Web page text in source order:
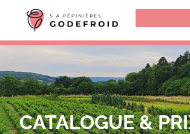
CATALOGUE &